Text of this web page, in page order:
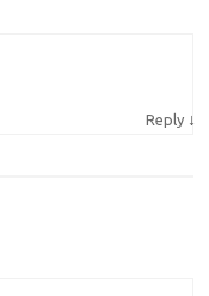
Reply ↓